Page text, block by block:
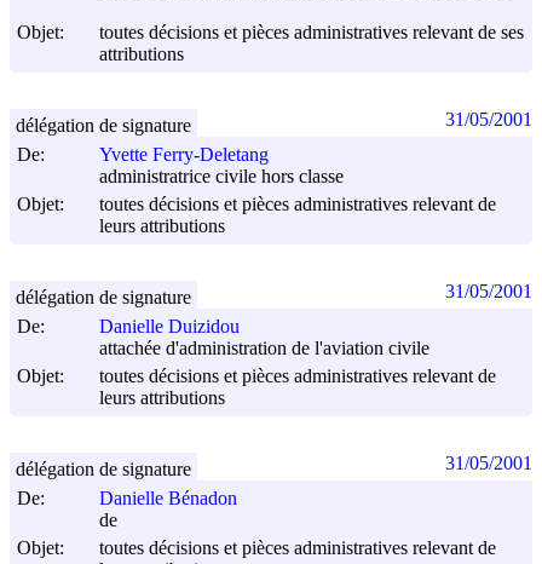
Objet:
toutes décisions et pièces administratives relevant de ses
attributions
De:
Yvette Ferry-Deletang
administratrice civile hors classe
Objet:
toutes décisions et pièces administratives relevant de
leurs attributions
délégation de signature 31/05/2001
De:
Danielle Duizidou
attachée d'administration de l'aviation civile
Objet:
toutes décisions et pièces administratives relevant de
leurs attributions
délégation de signature 31/05/2001
De:
Danielle Bénadon
de
Objet:
toutes décisions et pièces administratives relevant de
délégation de signature 31/05/2001